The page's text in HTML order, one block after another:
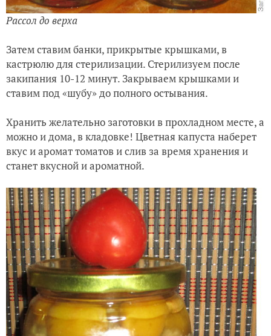
Рассол до верха
Затем ставим банки, прикрытые крышками, в
кастрюлю для стерилизации. Стерилизуем после
закипания 10-12 минут. Закрываем крышками и
ставим под «шубу» до полного остывания.
Хранить желательно заготовки в прохладном месте, а
можно и дома, в кладовке! Цветная капуста наберет
вкус и аромат томатов и слив за время хранения и
станет вкусной и ароматной.